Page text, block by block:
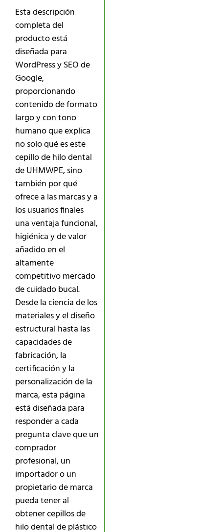
Esta descripción
completa del
producto está
diseñada para
WordPress y SEO de
Google,
proporcionando
contenido de formato
largo y con tono
humano que explica
no solo qué es este
cepillo de hilo dental
de UHMWPE, sino
también por qué
ofrece a las marcas y a
los usuarios finales
una ventaja funcional,
higiénica y de valor
añadido en el
altamente
competitivo mercado
de cuidado bucal.
Desde la ciencia de los
materiales y el diseño
estructural hasta las
capacidades de
fabricación, la
certificación y la
personalización de la
marca, esta página
está diseñada para
responder a cada
pregunta clave que un
comprador
profesional, un
importador o un
propietario de marca
pueda tener al
obtener cepillos de
hilo dental de plástico